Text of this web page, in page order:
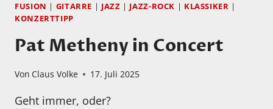
FUSION | GITARRE | JAZZ | JAZZ-ROCK | KLASSIKER |
KONZERTTIPP
Pat Metheny in Concert
Von Claus Volke 17. Juli 2025
Geht immer, oder?